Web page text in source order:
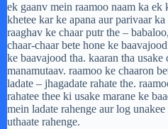
ek gaanv mein raamoo naam ka ek
khetee kar ke apana aur parivaar
raaghav ke chaar putr the –
chaar-chaar bete hone ke
ke baavajood tha. kaaran tha usake
manamutaav. raamoo ke chaaron
ladate – jhagadate rahate the.
rahatee thee ki usake marane ke
mein ladate rahenge aur log
uthaate rahenge.